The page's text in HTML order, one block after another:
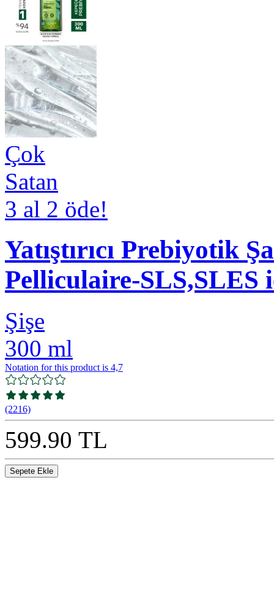
Çok
Satan
3 al 2 öde!
Yatıştırıcı Prebiyotik
Pelliculaire-SLS,SLES
Şişe
300 ml
Notation for this product is 4,7
(2216)
599.90 TL
Sepete Ekle